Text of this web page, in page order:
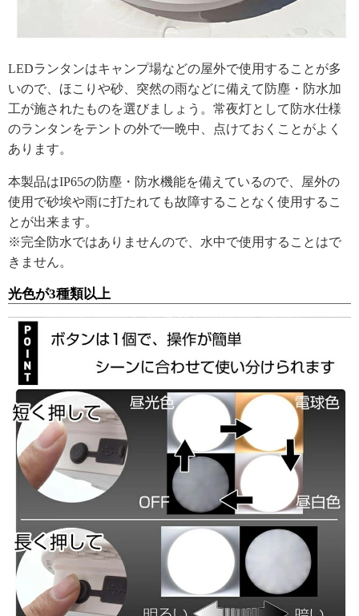
LEDランタンはキャンプ場などの屋外で使用することが多
いので、ほこりや砂、突然の雨などに備えて防塵・防水加
工が施されたものを選びましょう。常夜灯として防水仕様
のランタンをテントの外で一晩中、点けておくことがよく
あります。
本製品はIP65の防塵・防水機能を備えているので、屋外の
使用で砂埃や雨に打たれても故障することなく使用するこ
とが出来ます。
※完全防水ではありませんので、水中で使用することはで
きません。
光色が3種類以上